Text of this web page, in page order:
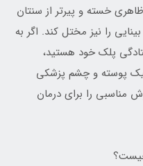
خسته و پیرتر از سنتان
را نیز مختل کند. اگر به
پلک خود هستید،
پوسته و چشم پزشکی
مناسبی را برای درمان